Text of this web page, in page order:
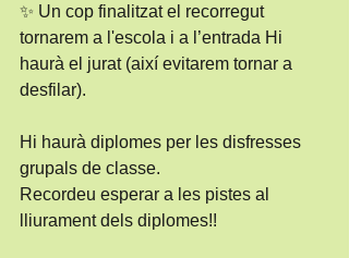
✨ Un cop finalitzat el recorregut
tornarem a l'escola i a l’entrada Hi
haurà el jurat (així evitarem tornar a
desfilar).
Hi haurà diplomes per les disfresses
grupals de classe.
Recordeu esperar a les pistes al
lliurament dels diplomes!!